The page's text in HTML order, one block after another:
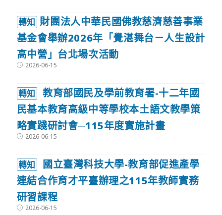
轉知 財團法人中華民國佛教慈濟慈善事業
基金會舉辦2026年「覺湛舞台－人生設計
高中營」台北場次活動
Post2026-06-15
轉知
教育部國民及學前教育署-十二年國
民基本教育高級中等學校本土語文教學策
略實踐研討會─115年度實施計畫
Post2026-06-15
轉知
國立臺灣科技大學-教育部促進產學
連結合作育才平臺辦理之115年教師實務
研習課程
Post2026-06-15